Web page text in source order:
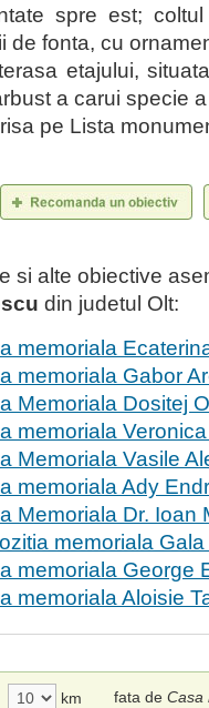
spre est;
de fonta, cu
etajului,
a carui specie
pe Lista
si alte obiective
din judetul Olt:
memoriala
memoriala Gabor
Memoriala Dositej
memoriala
Memoriala Vasile
memoriala Ady
Memoriala Dr. Ioan
memoriala
memoriala George
memoriala Aloisie
km fata de Casa